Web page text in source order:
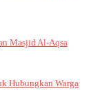
Masjid Al-Aqsa
Hubungkan Warga